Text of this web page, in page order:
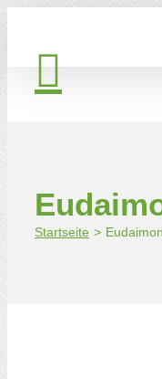
springen
Startseite